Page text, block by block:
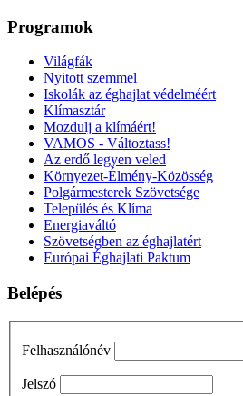
Programok
Világfák
Nyitott szemmel
Iskolák az éghajlat védelméért
Klímasztár
Mozdulj a klímáért!
VAMOS - Változtass!
Az erdő legyen veled
Környezet-Élmény-Közösség
Polgármesterek Szövetsége
Település és Klíma
Energiaváltó
Szövetségben az éghajlatért
Európai Éghajlati Paktum
Belépés
Felhasználónév
Jelszó